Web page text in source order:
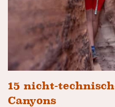
15 nicht-
Canyons